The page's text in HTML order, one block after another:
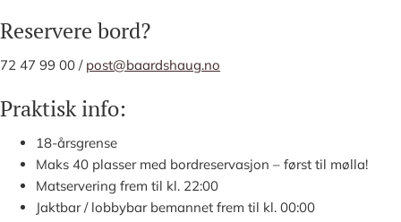
Reservere bord?
72 47 99 00 / post@baardshaug.no
Praktisk info:
18-årsgrense
Maks 40 plasser med bordreservasjon – først til mølla!
Matservering frem til kl. 22:00
Jaktbar / lobbybar bemannet frem til kl. 00:00